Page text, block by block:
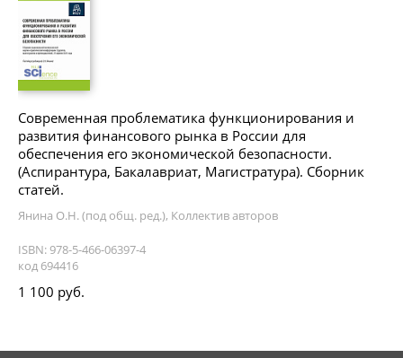
Современная проблематика функционирования и
развития финансового рынка в России для
обеспечения его экономической безопасности.
(Аспирантура, Бакалавриат, Магистратура). Сборник
статей.
Янина О.Н. (под общ. ред.), Коллектив авторов
ISBN: 978-5-466-06397-4
код 694416
1 100 руб.